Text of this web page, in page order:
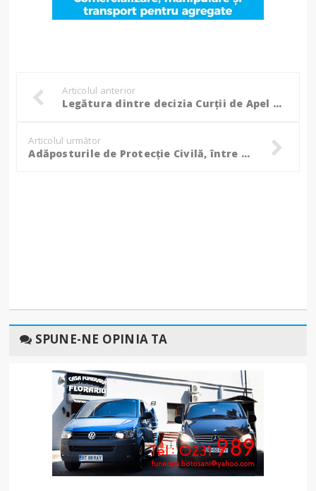
Articolul anterior
Legătura dintre decizia Curții de Apel Ploiești și judecătoarea pensionară din Botoșani!
Articolul următor
Adăposturile de Protecție Civilă, între realitate și necesitate: Câți cetățeni poate adăposti Botoșaniul în cazul unui conflict armat? (Foto)
SPUNE-NE OPINIA TA